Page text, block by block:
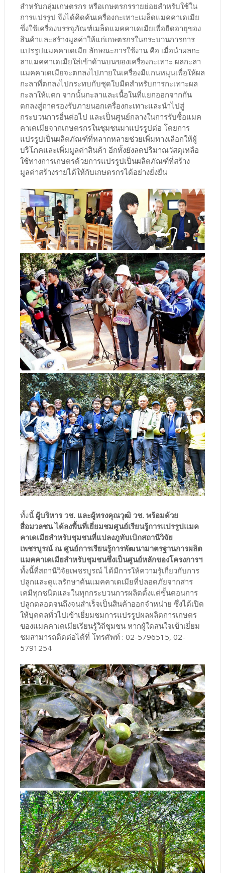
สำหรับกลุ่มเกษตรกร หรือเกษตรกรรายย่อยสำหรับใช้ใน
การแปรรูป จึงได้คิดค้นเครื่องกะเทาะเมล็ดแมคคาเดเมีย
ซึ่งใช้เครื่องบรรจุภัณฑ์เมล็ดแมคคาเดเมียเพื่อยืดอายุของ
สินค้าและสร้างมูลค่าให้แก่เกษตรกรในกระบวนการการ
แปรรูปแมคคาเดเมีย ลักษณะการใช้งาน คือ เมื่อนำผลกะ
ลาแมคคาเดเมียใส่เข้าด้านบนของเครื่องกะเทาะ ผลกะลา
แมคคาเดเมียจะตกลงไปภายในเครื่องมีแกนหมุนเพื่อให้ผล
กะลาที่ตกลงไปกระทบกับชุดใบมีดสำหรับการกะเทาะผล
กะลาให้แตก จากนั้นกะลาและเนื้อในที่แยกออกจากกัน
ตกลงสู่ถาดรองรับภายนอกเครื่องกะเทาะและนำไปสู่
กระบวนการอื่นต่อไป และเป็นศูนย์กลางในการรับซื้อแมค
คาเดเมียจากเกษตรกรในชุมชนมาแปรรูปต่อ โดยการ
แปรรูปเป็นผลิตภัณฑ์ที่หลากหลายช่วยเพิ่มทางเลือกให้ผู้
บริโภคและเพิ่มมูลค่าสินค้า อีกทั้งยังลดปริมาณวัสดุเหลือ
ใช้ทางการเกษตรด้วยการแปรรูปเป็นผลิตภัณฑ์ที่สร้าง
มูลค่าสร้างรายได้ให้กับเกษตรกรได้อย่างยั่งยืน
ทั้งนี้ ผู้บริหาร วช. และผู้ทรงคุณวุฒิ วช. พร้อมด้วย
สื่อมวลชน ได้ลงพื้นที่เยี่ยมชมศูนย์เรียนรู้การแปรรูปแมค
คาเดเมียสำหรับชุมชนที่แปลงภูทับเบิกสถานีวิจัย
เพชรบูรณ์ ณ ศูนย์การเรียนรู้การพัฒนามาตรฐานการผลิต
แมคคาเดเมียสำหรับชุมชนซึ่งเป็นศูนย์หลักของโครงการฯ
ทั้งนี้ที่สถานีวิจัยเพชรบูรณ์ ได้มีการให้ความรู้เกี่ยวกับการ
ปลูกและดูแลรักษาต้นแมคคาเดเมียที่ปลอดภัยจากสาร
เคมีทุกชนิดและในทุกกระบวนการผลิตตั้งแต่ขั้นตอนการ
ปลูกตลอดจนถึงจนสำเร็จเป็นสินค้าออกจำหน่าย ซึ่งได้เปิด
ให้บุคคลทั่วไปเข้าเยี่ยมชมการแปรรูปผลผลิตการเกษตร
ของแมคคาเดเมียเรียนรู้วิถีชุมชน หากผู้ใดสนใจเข้าเยี่ยม
ชมสามารถติดต่อได้ที่ โทรศัพท์ : 02-5796515, 02-
5791254